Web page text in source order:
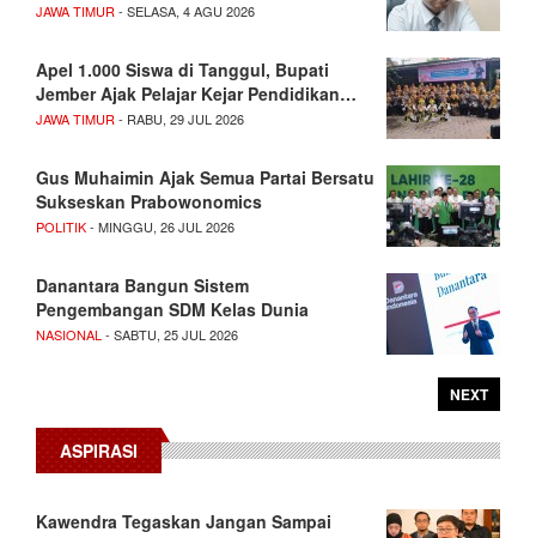
JAWA TIMUR - SELASA, 4 AGU 2026
Apel 1.000 Siswa di Tanggul, Bupati
Jember Ajak Pelajar Kejar Pendidikan…
JAWA TIMUR - RABU, 29 JUL 2026
Gus Muhaimin Ajak Semua Partai Bersatu
Sukseskan Prabowonomics
POLITIK- MINGGU, 26 JUL 2026
Danantara Bangun Sistem
Pengembangan SDM Kelas Dunia
NASIONAL - SABTU, 25 JUL 2026
NEXT
ASPIRASI
Kawendra Tegaskan Jangan Sampai